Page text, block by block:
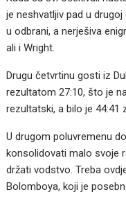
je neshvatljiv pad u
u odbrani, a nerješiva
ali i Wright.
Drugu četvrtinu gosti iz
rezultatom 27:10, što je
rezultatski, a bilo je 44:41
U drugom poluvremenu
konsolidovati malo svoje
držati vodstvo. Treba
Bolomboya, koji je